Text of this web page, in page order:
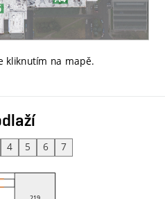
kliknutím na mapě.
4 5 6 7